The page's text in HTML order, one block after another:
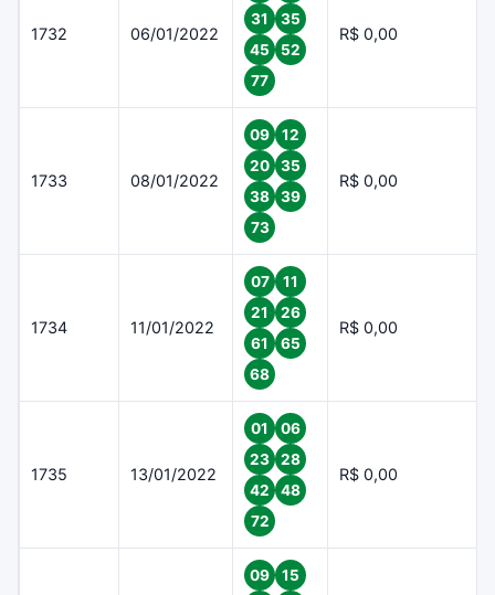
1732 06/01/2022
31
35
45
52
77
R$ 0,00
1733 08/01/2022
09
12
20
35
38
39
73
R$ 0,00
1734 11/01/2022
07
11
21
26
61
65
68
R$ 0,00
1735 13/01/2022
01
06
23
28
42
48
72
R$ 0,00
09
15